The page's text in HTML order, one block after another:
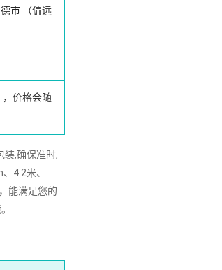
市 （偏远
，价格会随
,确保准时,
4.2米、
能满足您的